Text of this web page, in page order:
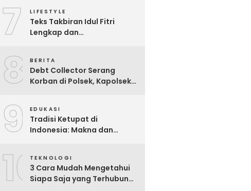
7 LIFESTYLE
Teks Takbiran Idul Fitri
Lengkap dan
8 BERITA
Debt Collector Serang
Korban di Polsek, Kapolsek
9 EDUKASI
Tradisi Ketupat di
Indonesia: Makna dan
10TEKNOLOGI
3 Cara Mudah Mengetahui
Siapa Saja yang Terhubung